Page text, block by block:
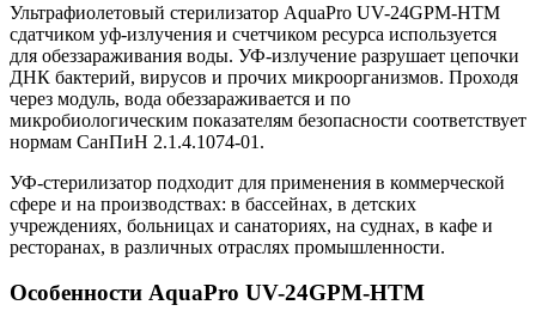
Ультрафиолетовый стерилизатор AquaPro UV-24GPM-HTM
сдатчиком уф-излучения и счетчиком ресурса используется
для обеззараживания воды. УФ-излучение разрушает цепочки
ДНК бактерий, вирусов и прочих микроорганизмов. Проходя
через модуль, вода обеззараживается и по
микробиологическим показателям безопасности соответствует
нормам СанПиН 2.1.4.1074-01.
УФ-стерилизатор подходит для применения в коммерческой
сфере и на производствах: в бассейнах, в детских
учреждениях, больницах и санаториях, на суднах, в кафе и
ресторанах, в различных отраслях промышленности.
Особенности AquaPro UV-24GPM-HTM